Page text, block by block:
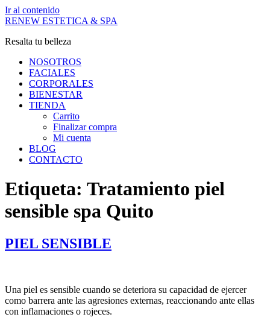
Ir al contenido
RENEW ESTETICA & SPA
Resalta tu belleza
NOSOTROS
FACIALES
CORPORALES
BIENESTAR
TIENDA
Carrito
Finalizar compra
Mi cuenta
BLOG
CONTACTO
Etiqueta: Tratamiento piel
sensible spa Quito
PIEL SENSIBLE
Una piel es sensible cuando se deteriora su capacidad de ejercer
como barrera ante las agresiones externas, reaccionando ante ellas
con inflamaciones o rojeces.